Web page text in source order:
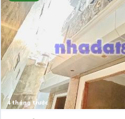
4 tháng trước